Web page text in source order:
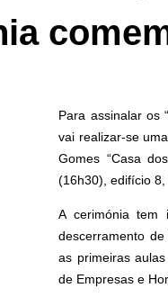
Para assinalar os
vai realizar-se
Gomes “Casa
(16h30), edifício
A cerimónia tem
descerramento
as primeiras
de Empresas e